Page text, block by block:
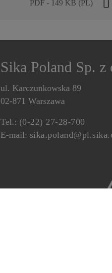
PDF - 149 KB (PL)
Sika Poland Sp. z
ul. Karczunkowska 89
02-871 Warszawa
Tel.: (0-22) 27-28-700
E-mail: